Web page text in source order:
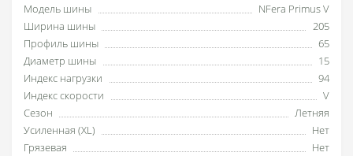
Модель шины
NFera Primus V
Ширина шины
205
Профиль шины
65
Диаметр шины
15
Индекс нагрузки
94
Индекс скорости
V
Сезон
Летняя
Усиленная (XL)
Нет
Грязевая
Нет